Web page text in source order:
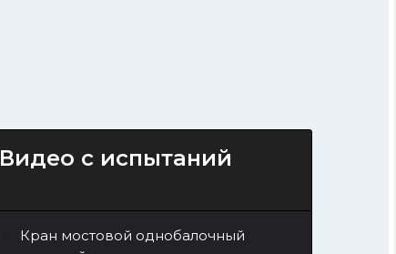
Видео с испытаний
Кран мостовой однобалочный